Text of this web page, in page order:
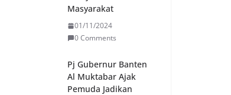
Masyarakat
01/11/2024
0 Comments
Pj Gubernur Banten
Al Muktabar Ajak
Pemuda Jadikan